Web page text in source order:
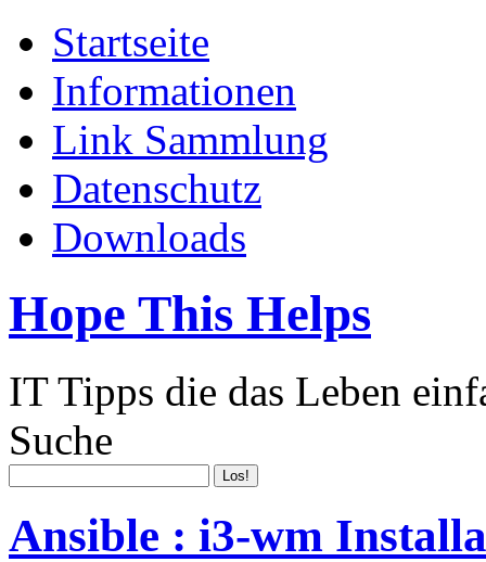
Startseite
Informationen
Link Sammlung
Datenschutz
Downloads
Hope This Helps
IT Tipps die das Leben
Suche
Ansible : i3-wm